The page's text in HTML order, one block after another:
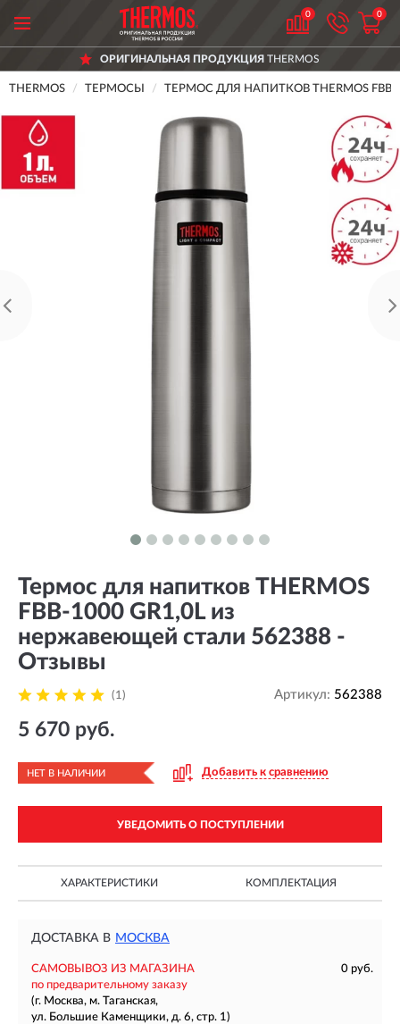
0 0
ОРИГИНАЛЬНАЯ ПРОДУКЦИЯ THERMOS
THERMOS ТЕРМОСЫ ТЕРМОС ДЛЯ НАПИТКОВ THERMOS
Термос для напитков THERMOS
FBB-1000 GR1,0L из
нержавеющей стали 562388 -
Отзывы
(1) Артикул: 562388
5 670 руб.
НЕТ В НАЛИЧИИ Добавить к сравнению
УВЕДОМИТЬ О ПОСТУПЛЕНИИ
ХАРАКТЕРИСТИКИ КОМПЛЕКТАЦИЯ
ДОСТАВКА В МОСКВА
САМОВЫВОЗ ИЗ МАГАЗИНА
0 руб.
по предварительному заказу
(г. Москва, м. Таганская,
ул. Большие Каменщики, д. 6, стр. 1)